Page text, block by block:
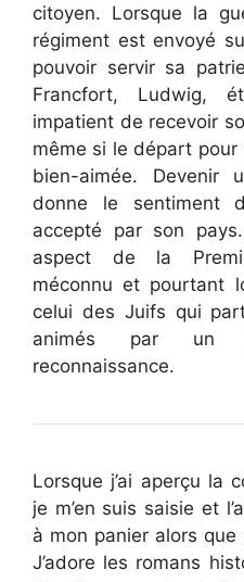
citoyen. Lorsque la
régiment est envoyé
pouvoir servir sa
Francfort, Ludwig,
impatient de recevoir
même si le départ pour
bien-aimée. Devenir
donne le sentiment
accepté par son
aspect de la
méconnu et pourtant
celui des Juifs qui
animés par un
reconnaissance.
Lorsque j’ai aperçu la
je m’en suis saisie et
à mon panier alors
J’adore les romans